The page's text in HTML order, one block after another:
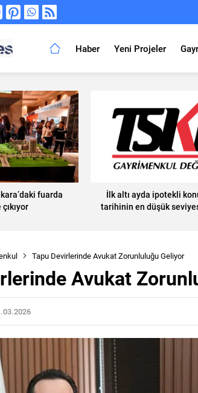
Haber Yeni Projeler
fuarda
İlk altı ayda ipotekli
tarihinin en düşük
Tapu Devirlerinde Avukat Zorunluluğu Geliyor
Avukat